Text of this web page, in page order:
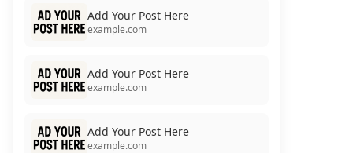
Add Your Post Here
example.com
Add Your Post Here
example.com
Add Your Post Here
example.com